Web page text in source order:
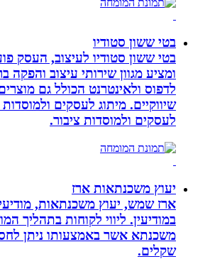
בטי ששון סטודיו
ומציע מגוון שירותי עיצוב והפקה
לדפוס ולאינטרנט הכולל גם מוצרים
שיווקיים. מיתוג לעסקים ולמוסדות
לעסקים ולמוסדות ציבור.
יעוץ משכנתאות ארז
ארז שמש, יעוץ משכנתאות,
במודיעין. ליווי לקוחות בתהליך
משכנתא אשר באמצעותו ניתן
שקלים.